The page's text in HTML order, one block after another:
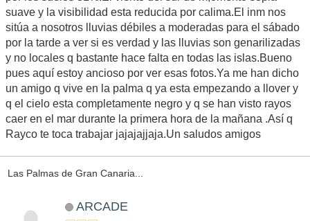
suave y la visibilidad esta reducida por calima.El inm nos
sitúa a nosotros lluvias débiles a moderadas para el sábado
por la tarde a ver si es verdad y las lluvias son genarilizadas
y no locales q bastante hace falta en todas las islas.Bueno
pues aquí estoy ancioso por ver esas fotos.Ya me han dicho
un amigo q vive en la palma q ya esta empezando a llover y
q el cielo esta completamente negro y q se han visto rayos
caer en el mar durante la primera hora de la mañana .Así q
Rayco te toca trabajar jajajajjaja.Un saludos amigos
Las Palmas de Gran Canaria...
ARCADE